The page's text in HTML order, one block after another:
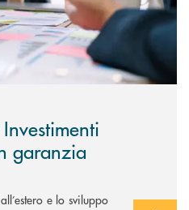
garanzia
e lo sviluppo